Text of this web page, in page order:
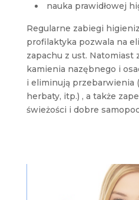
nauka prawidłowej
Regularne zabiegi
profilaktyka pozwala na
zapachu z ust. Natomiast
kamienia nazębnego i
i eliminują przebarwienia
herbaty, itp.) , a także
świeżości i dobre